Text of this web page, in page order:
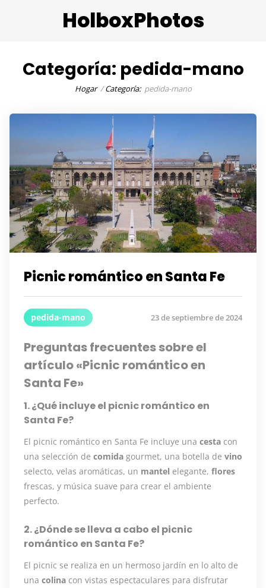
HolboxPhotos
Categoría: pedida-mano
Hogar Categoría: pedida-mano
Picnic romántico en Santa Fe
pedida-mano 23 de septiembre de 2024
Preguntas frecuentes sobre el
artículo «Picnic romántico en
Santa Fe»
1. ¿Qué incluye el picnic romántico en
Santa Fe?
El picnic romántico en Santa Fe incluye una cesta con
una selección de comida gourmet, una botella de vino
selecto, velas aromáticas, un mantel elegante, flores
frescas, y música suave para crear el ambiente
perfecto.
2. ¿Dónde se lleva a cabo el picnic
romántico en Santa Fe?
El picnic se realiza en un hermoso jardín en lo alto de
una colina con vistas espectaculares para disfrutar